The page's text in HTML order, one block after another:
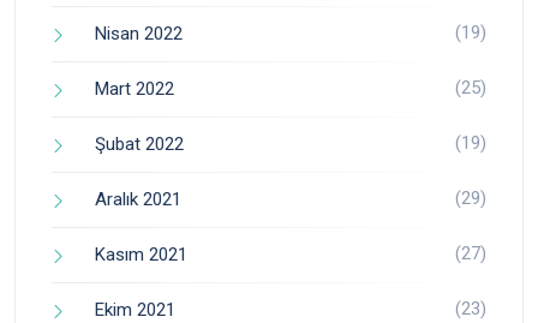
Nisan 2022 (19)
Mart 2022 (25)
Şubat 2022 (19)
Aralık 2021 (29)
Kasım 2021 (27)
Ekim 2021 (23)